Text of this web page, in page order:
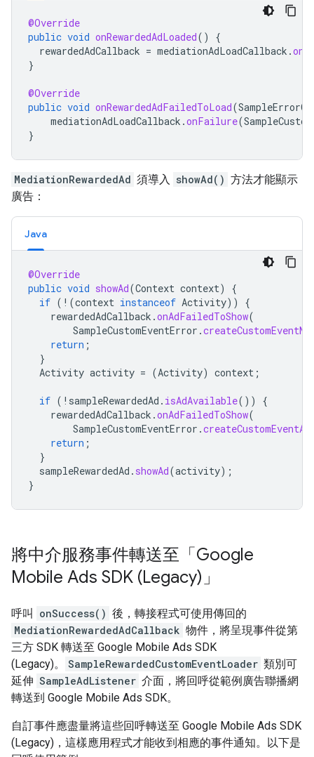
@Override
public void onRewardedAdLoaded()
{
rewardedAdCallback = mediationAdLoadCallback .
}
@Override
public void onRewardedAdFailedToLoad(
mediationAdLoadCallback .onFailure(
}
MediationRewardedAd 須導入 showAd() 方法才能顯示
廣告：
Java
@Override
public void showAd(Context context)
{
if ( ! (context instanceof Activity))
{
rewardedAdCallback .onAdFailedToShow(
SampleCustomEventError .
return ;
}
Activity activity = (Activity) context ;
if ( ! sampleRewardedAd . isAdAvailable())
{
rewardedAdCallback .onAdFailedToShow(
SampleCustomEventError .
return ;
}
sampleRewardedAd . showAd(activity);
}
將中介服務事件轉送至「Google
Mobile Ads SDK (Legacy) 」
呼叫 onSuccess() 後，轉接程式可使用傳回的
MediationRewardedAdCallback 物件，將呈現事件從第
三方 SDK 轉送至 Google Mobile Ads SDK
(Legacy)。 SampleRewardedCustomEventLoader 類別可
延伸 SampleAdListener 介面，將回呼從範例廣告聯播網
轉送到 Google Mobile Ads SDK。
自訂事件應盡量將這些回呼轉送至 Google Mobile Ads SDK
(Legacy) ，這樣應用程式才能收到相應的事件通知。以下是